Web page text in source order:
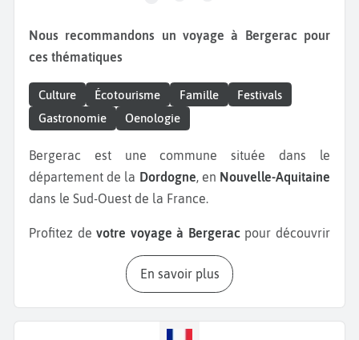
Nous recommandons un voyage à Bergerac pour
ces thématiques
Culture Écotourisme Famille
Festivals
Gastronomie
Oenologie
Bergerac est une commune située dans le
département de la Dordogne, en Nouvelle-Aquitaine
dans le Sud-Ouest de la France.
Profitez devotre voyage à Bergeracpour découvrir
Château de Lanquais. Construit par les fondateurs
du Louvre, il est possible d’y faire une visite guidée.
Le château organise chaque année une journée
médiévale en juillet. Le
Château de Biron, quant à
En savoir plus